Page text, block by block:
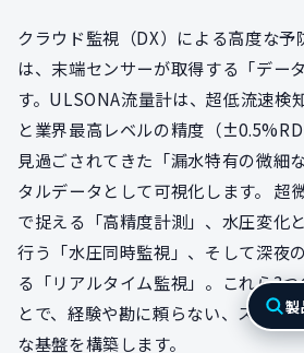
クラウド監視（DX）による高度な
は、末端センサーが取得する「デー
す。ULSONA流量計は、超低流速検
と業界最高レベルの精度（
見過ごされてきた「漏水特有の微細
タルデータとして可視化します。 超
で捉える「高精度計測」、水圧変化
行う「水圧同時監視」、そして深夜
る「リアルタイム監視」。これら3つ
とで、経験や勘に頼らない、スマー
な基盤を構築します。
製